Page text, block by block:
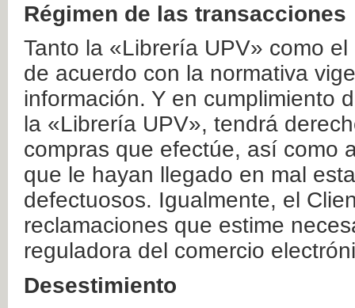
Régimen de las transacciones
Tanto la «Librería UPV» como
de acuerdo con la normativa
información. Y en cumplimiento
la «Librería UPV», tendrá
compras que efectúe, así como
que le hayan llegado en mal
defectuosos. Igualmente, el
reclamaciones que estime
reguladora del comercio
Desestimiento